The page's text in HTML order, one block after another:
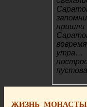
утра…
ЖИЗНЬ